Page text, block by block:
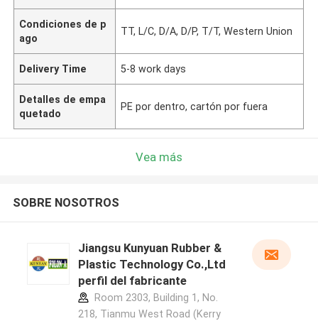
Condiciones de p
ago
TT, L/C, D/A, D/P, T/T, Western Union
Delivery Time 5-8 work days
Detalles de empa
quetado
PE por dentro, cartón por fuera
Vea más
SOBRE NOSOTROS
Jiangsu Kunyuan Rubber &
Plastic Technology Co.,Ltd
perfil del fabricante
Room 2303, Building 1, No.
218, Tianmu West Road (Kerry